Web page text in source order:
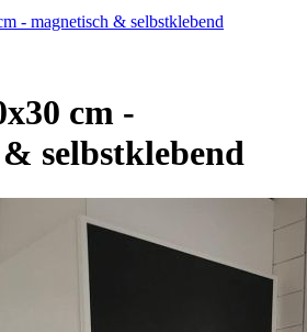
- magnetisch & selbstklebend
cm -
selbstklebend